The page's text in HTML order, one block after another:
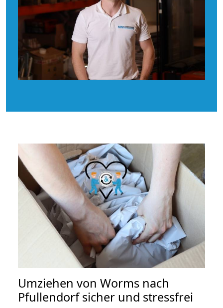
Umziehen von Worms nach
Pfullendorfsicher und stressfrei